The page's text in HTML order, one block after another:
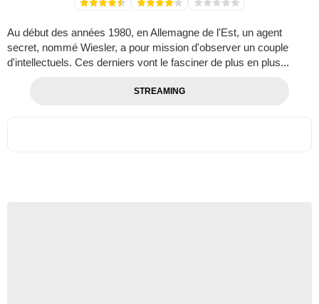
Au début des années 1980, en Allemagne de l'Est, un agent
secret, nommé Wiesler, a pour mission d'observer un couple
d'intellectuels. Ces derniers vont le fasciner de plus en plus...
STREAMING